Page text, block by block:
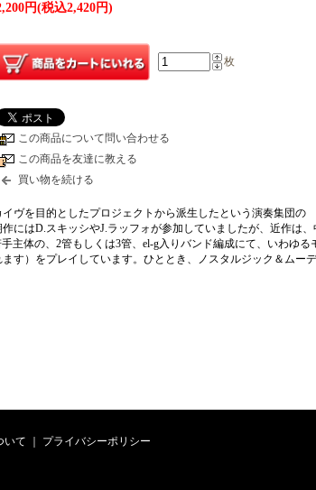
円(税込2,420円)
枚
この商品について問い合わせる
この商品を友達に教える
買い物を続ける
ヴを目的としたプロジェクトから派生したという演奏集団の
作にはD.スキッシやJ.ラッフォが参加していましたが、近作は、
手主体の、2管もしくは3管、el-g入りバンド編成にて、いわゆる
す）をプレイしています。ひととき、ノスタルジック＆ムー
いて プライバシーポリシー